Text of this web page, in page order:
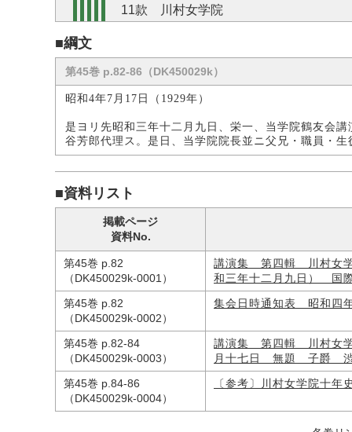
11款 川村女学院
■綱文
第45巻 p.82-86（DK450029k）
昭和4年7月17日（1929年）
是ヨリ先昭和三年十二月九日、栄一、当学院鶴友会
谷芳郎代理ス。是日、当学院院長並ニ父兄・職員・
■資料リスト
掲載ページ
資料No.
第45巻 p.82
（DK450029k-0001）
講演集 第四輯 川村女
和三年十二月九日） 国
第45巻 p.82
（DK450029k-0002）
集会日時通知表 昭和四
第45巻 p.82-84
（DK450029k-0003）
講演集 第四輯 川村女
月十七日 無題 子爵 渋
第45巻 p.84-86
（DK450029k-0004）
〔参考〕川村女学院十